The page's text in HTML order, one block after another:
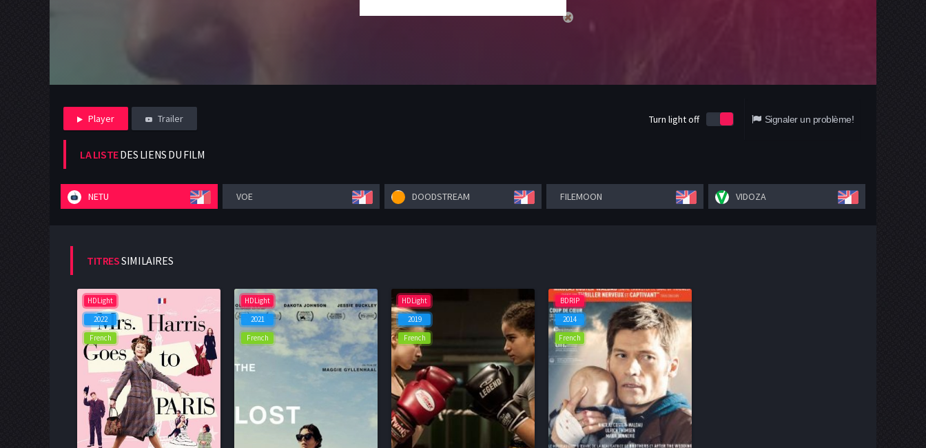
Player Trailer Turn light off Signaler un problème!
LA LISTEDES LIENS DU FILM
NETU VOE DOODSTREAM FILEMOON VIDOZA
TITRESSIMILAIRES
HDLight
2022
French
HDLight
2021
French
HDLight
2019
French
BDRIP
2014
French